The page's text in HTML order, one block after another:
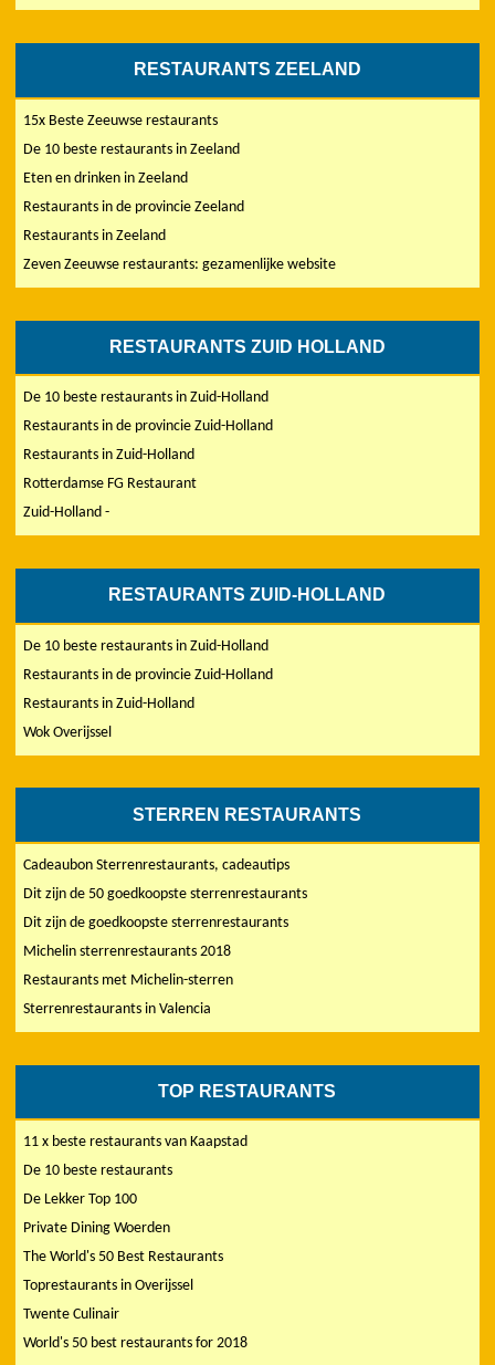
RESTAURANTS ZEELAND
15x Beste Zeeuwse restaurants
De 10 beste restaurants in Zeeland
Eten en drinken in Zeeland
Restaurants in de provincie Zeeland
Restaurants in Zeeland
Zeven Zeeuwse restaurants: gezamenlijke website
RESTAURANTS ZUID HOLLAND
De 10 beste restaurants in Zuid-Holland
Restaurants in de provincie Zuid-Holland
Restaurants in Zuid-Holland
Rotterdamse FG Restaurant
Zuid-Holland -
RESTAURANTS ZUID-HOLLAND
De 10 beste restaurants in Zuid-Holland
Restaurants in de provincie Zuid-Holland
Restaurants in Zuid-Holland
Wok Overijssel
STERREN RESTAURANTS
Cadeaubon Sterrenrestaurants, cadeautips
Dit zijn de 50 goedkoopste sterrenrestaurants
Dit zijn de goedkoopste sterrenrestaurants
Michelin sterrenrestaurants 2018
Restaurants met Michelin-sterren
Sterrenrestaurants in Valencia
TOP RESTAURANTS
11 x beste restaurants van Kaapstad
De 10 beste restaurants
De Lekker Top 100
Private Dining Woerden
The World's 50 Best Restaurants
Toprestaurants in Overijssel
Twente Culinair
World's 50 best restaurants for 2018